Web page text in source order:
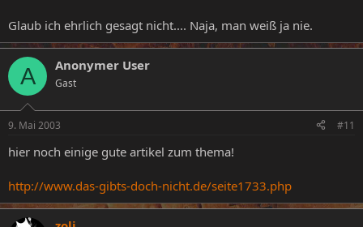
Glaub ich ehrlich gesagt nicht.... Naja, man weiß ja nie.
A Anonymer User
Gast
9. Mai 2003 #11
hier noch einige gute artikel zum thema!
http://www.das-gibts-doch-nicht.de/seite1733.php